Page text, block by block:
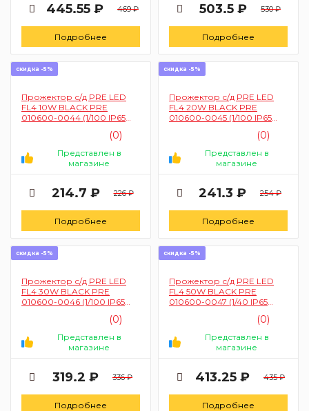
445.55 ₽ 469 ₽
Подробнее
503.5 ₽ 530 ₽
Подробнее
скидка -5%
Прожектор с/д PRE LED
FL4 10W BLACK PRE
010600-0044 (1/100 IP65
(0)
Представлен в
магазине
214.7 ₽ 226 ₽
Подробнее
скидка -5%
Прожектор с/д PRE LED
FL4 20W BLACK PRE
010600-0045 (1/100 IP65
(0)
Представлен в
магазине
241.3 ₽ 254 ₽
Подробнее
скидка -5%
Прожектор с/д PRE LED
FL4 30W BLACK PRE
010600-0046 (1/100 IP65
(0)
Представлен в
магазине
319.2 ₽ 336 ₽
Подробнее
скидка -5%
Прожектор с/д PRE LED
FL4 50W BLACK PRE
010600-0047 (1/40 IP65
(0)
Представлен в
магазине
413.25 ₽ 435 ₽
Подробнее